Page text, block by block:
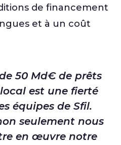
de financement
et à un coût
50 Md€ de prêts
est une fierté
équipes de Sfil.
seulement nous
en œuvre notre